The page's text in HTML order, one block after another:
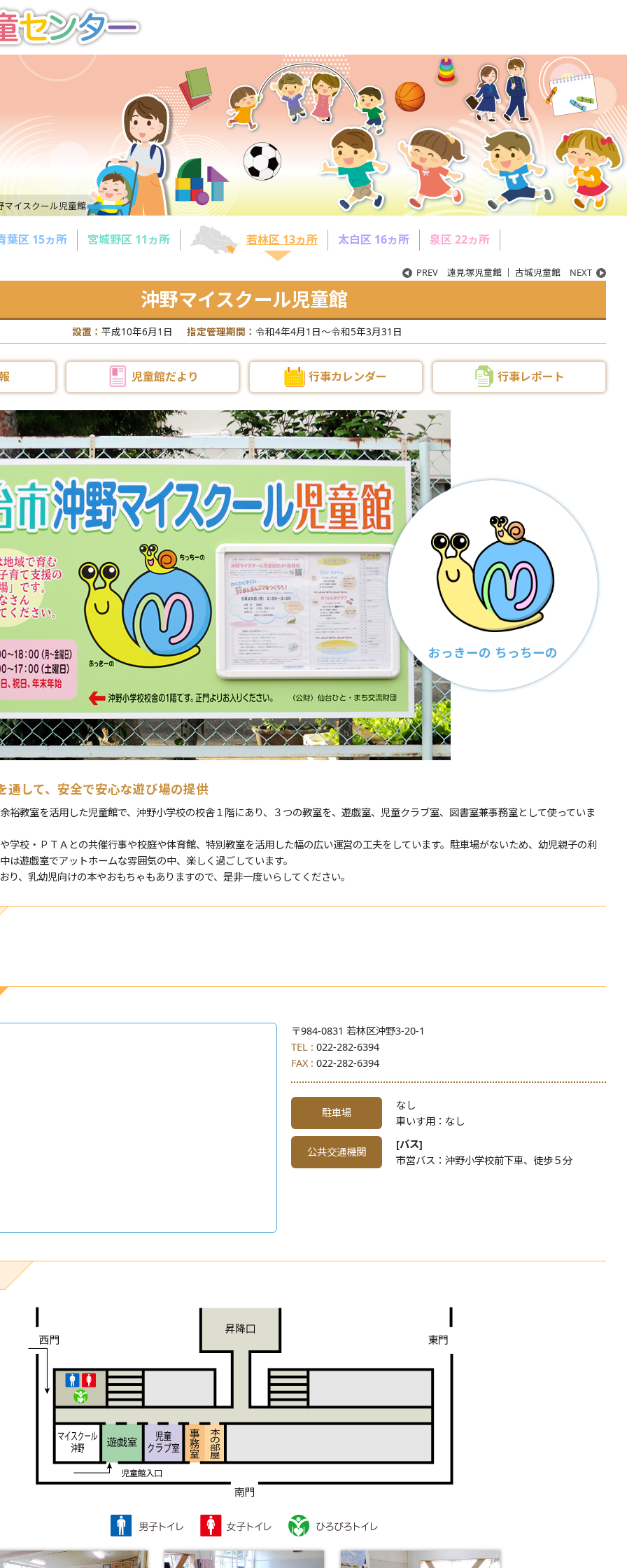
マイスクール児童館
葉区 15ヵ所 宮城野区 11ヵ所 若林区 13ヵ所 太白区 16ヵ所 泉区 22ヵ所
PREV 遠見塚児童館 ｜ 古城児童館 NEXT
沖野マイスクール児童館
設置： 平成10年6月1日 指定管理期間： 令和4年4月1日～令和5年3月31日
児童館だより 行事カレンダー 行事レポート
おっきーの ちっちーの
通して、安全で安心な遊び場の提供
裕教室を活用した児童館で、沖野小学校の校舎１階にあり、３つの教室を、遊戯室、児童クラブ室、図書室兼事務室として使っていま
学校・ＰＴＡとの共催行事や校庭や体育館、特別教室を活用した幅の広い運営の工夫をしています。駐車場がないため、幼児親子の利
は遊戯室でアットホームな雰囲気の中、楽しく過ごしています。
り、乳幼児向けの本やおもちゃもありますので、是非一度いらしてください。
〒984-0831 若林区沖野3-20-1
TEL : 022-282-6394
FAX : 022-282-6394
駐車場
なし
車いす用：なし
公共交通機関
[バス]
市営バス：沖野小学校前下車、徒歩５分